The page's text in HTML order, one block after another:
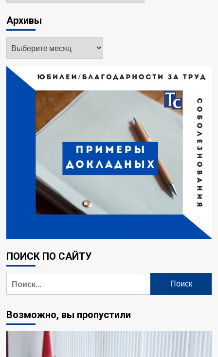
Архивы
ПОИСК ПО САЙТУ
Возможно, вы пропустили